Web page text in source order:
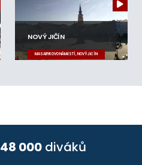
NOVÝ JIČÍN
MASARYKOVO NÁMĚSTÍ, NOVÝ JIČÍN
000 diváků